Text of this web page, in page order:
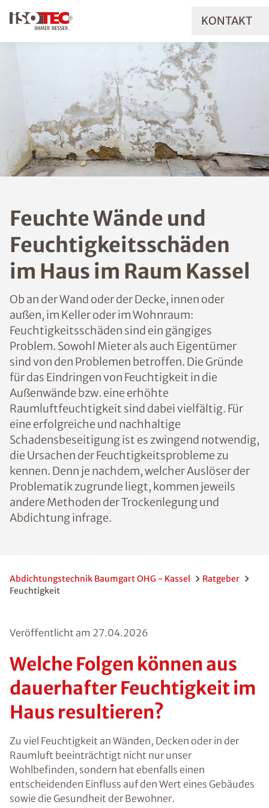
KONTAKT
Feuchte Wände und
Feuchtigkeitsschäde
n im Haus im Raum
Kassel
Ob an der Wand oder der Decke, innen oder
außen, im Keller oder im Wohnraum:
Feuchtigkeitsschäden sind ein gängiges
Problem. Sowohl Mieter als auch
Eigentümer sind von den Problemen
betroffen. Die Gründe für das Eindringen
von Feuchtigkeit in die Außenwände bzw.
eine erhöhte Raumluftfeuchtigkeit sind
dabei vielfältig. Für eine erfolgreiche und
nachhaltige Schadensbeseitigung ist es
zwingend notwendig, die Ursachen der
Feuchtigkeitsprobleme zu kennen. Denn je
nachdem, welcher Auslöser der
Problematik zugrunde liegt, kommen
Ratgeber
Feuchtigkeit
Veröffentlicht am 27.04.2026
Welche Folgen können
Feuchtigkeit im Haus
resultieren?